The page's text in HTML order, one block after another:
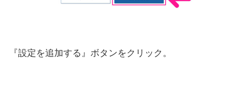
『設定を追加する』ボタンをクリック。